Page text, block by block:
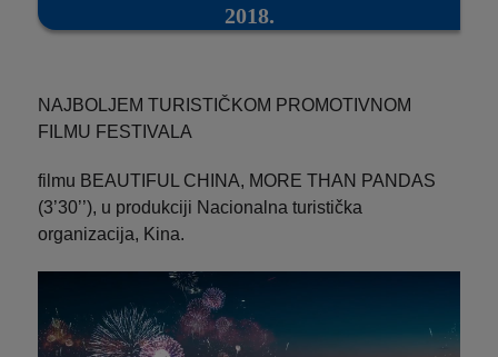
2018.
NAJBOLJEM TURISTIČKOM PROMOTIVNOM
FILMU FESTIVALA
filmu BEAUTIFUL CHINA, MORE THAN PANDAS
(3’30’’), u produkciji Nacionalna turistička
organizacija, Kina.